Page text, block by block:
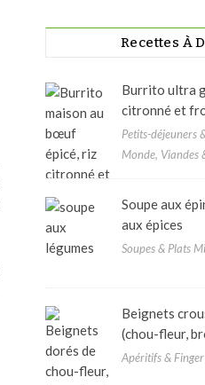
Recettes À
Burrito ultra
citronné et
Petits-déjeuners
Monde, Viandes
Soupe aux
aux épices
Soupes & Plats
Beignets
(chou-fleur,
Apéritifs &